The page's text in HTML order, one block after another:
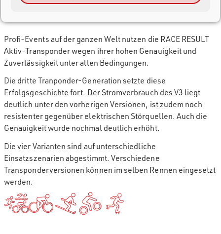
Profi-Events auf der ganzen Welt nutzen die RACE RESULT
Aktiv-Transponder wegen ihrer hohen Genauigkeit und
Zuverlässigkeit unter allen Bedingungen.
Die dritte Tranponder-Generation setzte diese
Erfolgsgeschichte fort. Der Stromverbrauch des V3 liegt
deutlich unter den vorherigen Versionen, ist zudem noch
resistenter gegenüber elektrischen Störquellen. Auch die
Genauigkeit wurde nochmal deutlich erhöht.
Die vier Varianten sind auf unterschiedliche
Einsatzszenarien abgestimmt. Verschiedene
Transponderversionen können im selben Rennen eingesetzt
werden.